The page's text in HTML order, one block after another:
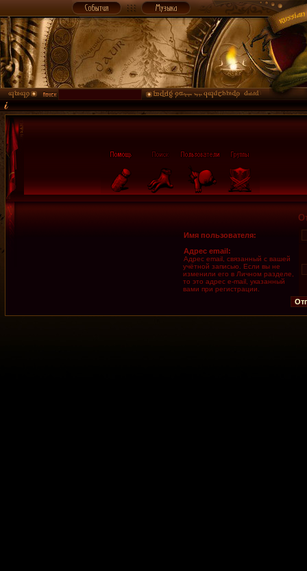
Имя пользователя:
Адрес email:
Адрес email, связанный с вашей
учётной записью. Если вы не
изменили его в Личном разделе,
то это адрес e-mail, указанный
вами при регистрации.